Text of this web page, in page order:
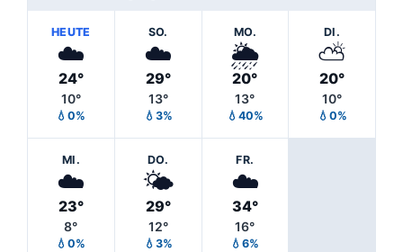
HEUTE
☁️
24°
10°
💧0%
SO.
☁️
29°
13°
💧3%
MO.
🌦️
20°
13°
💧40%
DI.
⛅
20°
10°
💧0%
MI.
☁️
23°
8°
💧0%
DO.
🌤️
29°
12°
💧3%
FR.
☁️
34°
16°
💧6%